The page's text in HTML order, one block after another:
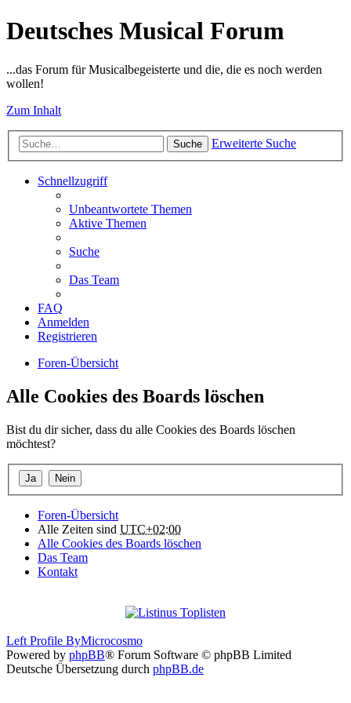
Deutsches Musical Forum
...das Forum für Musicalbegeisterte und die, die es noch werden
wollen!
Zum Inhalt
Suche Erweiterte Suche
Schnellzugriff
Unbeantwortete Themen
Aktive Themen
Suche
Das Team
FAQ
Anmelden
Registrieren
Foren-Übersicht
Alle Cookies des Boards löschen
Bist du dir sicher, dass du alle Cookies des Boards löschen
möchtest?
Foren-Übersicht
Alle Zeiten sind UTC+02:00
Alle Cookies des Boards löschen
Das Team
Kontakt
Left Profile ByMicrocosmo
Powered by phpBB® Forum Software © phpBB Limited
Deutsche Übersetzung durch phpBB.de